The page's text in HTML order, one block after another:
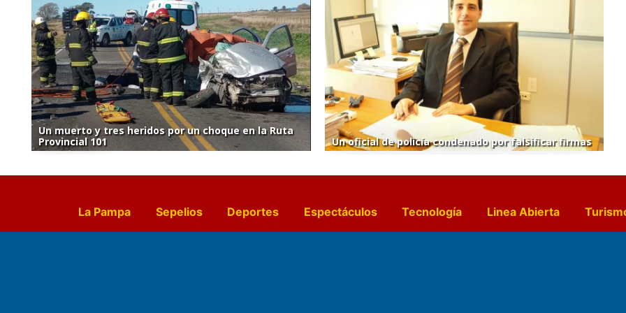
Un muerto y tres heridos por un choque en la Ruta
Provincial 101
Un oficial de policía condenado por falsificar firmas
La Pampa Sepelios Deportes Espectáculos Tecnología Linea Abierta